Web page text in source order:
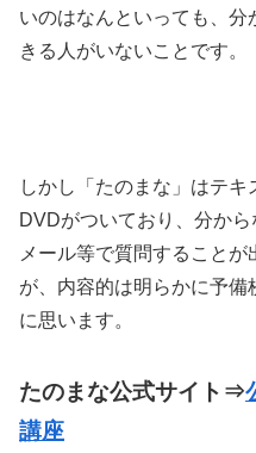
いのはなんといっても、
きる人がいないことです。
しかし「たのまな」はテ
DVDがついており、分か
メール等で質問すること
が、内容的は明らかに予備
に思います。
たのまな公式サイト⇒
講座